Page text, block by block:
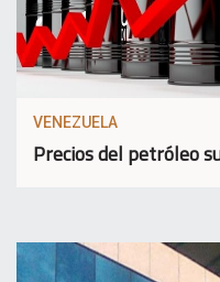
VENEZUELA
Precios del petróleo